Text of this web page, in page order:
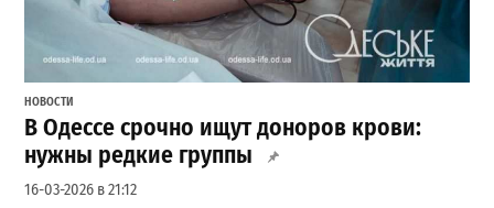
НОВОСТИ
В Одессе срочно ищут доноров крови:
нужны редкие группы
16-03-2026 в 21:12